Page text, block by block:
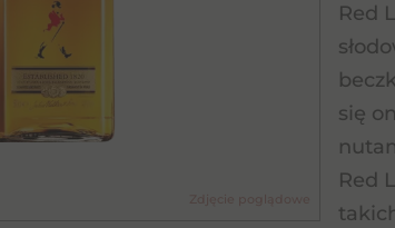
Red
się
Red